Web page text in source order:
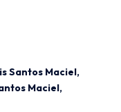
Santos Maciel
Maciel